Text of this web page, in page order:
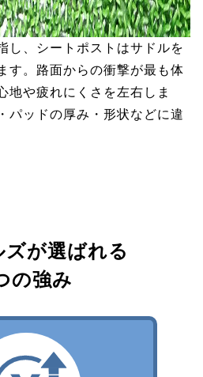
し、シートポストはサドルを
す。路面からの衝撃が最も体
地や疲れにくさを左右しま
パッドの厚み・形状などに違
が選ばれる
の強み